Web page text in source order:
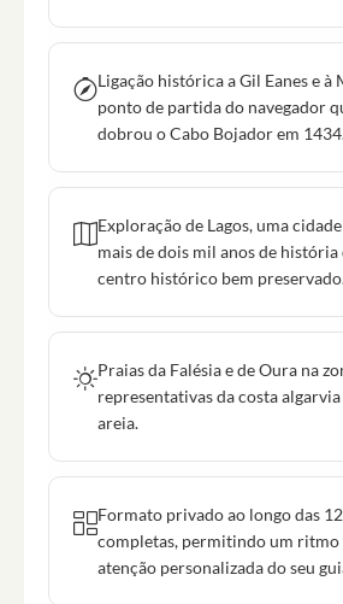
Ligação histórica a Gil Eanes e à
ponto de partida do navegador
dobrou o Cabo Bojador em
Exploração de Lagos, uma
mais de dois mil anos de
centro histórico bem
Praias da Falésia e de Oura na
representativas da costa
areia.
Formato privado ao longo das
completas, permitindo um ritmo
atenção personalizada do seu